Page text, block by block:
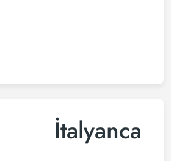
İtalyanca